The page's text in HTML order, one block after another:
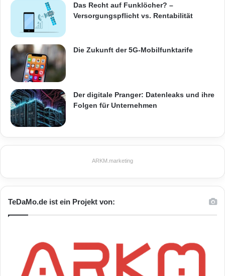
Das Recht auf Funklöcher? –
Versorgungspflicht vs. Rentabilität
Die Zukunft der 5G-Mobilfunktarife
Der digitale Pranger: Datenleaks und ihre
Folgen für Unternehmen
ARKM.marketing
TeDaMo.de ist ein Projekt von: